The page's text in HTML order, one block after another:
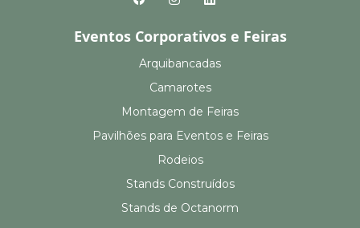
Eventos Corporativos e Feiras
Arquibancadas
Camarotes
Montagem de Feiras
Pavilhões para Eventos e Feiras
Rodeios
Stands Construídos
Stands de Octanorm